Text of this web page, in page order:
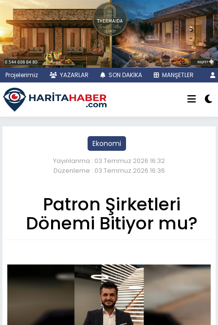
Projelerimiz YAZARLAR SON DAKİKA MANŞETLER
Ekonomi
Yayınlanma : 03 Temmuz 2026 16:32
Düzenleme : 03 Temmuz 2026 16:36
Patron Şirketleri
Dönemi Bitiyor mu?